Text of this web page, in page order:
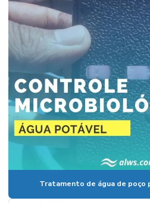
Tratamento de água de poço